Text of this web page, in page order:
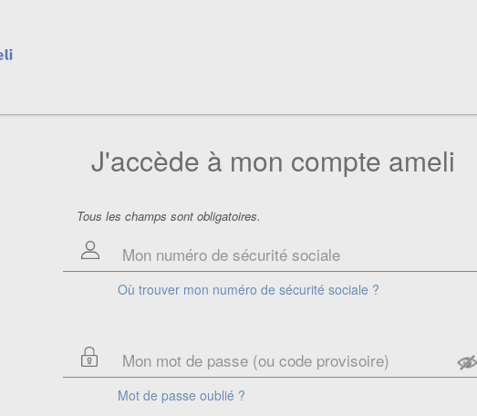
J'accède à mon compte ameli
Tous les champs sont obligatoires.
Où trouver mon numéro de sécurité sociale ?
Mot de passe oublié ?